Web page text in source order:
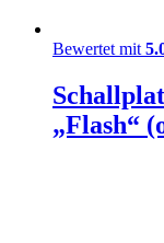
Bewertet mit
„Flash“